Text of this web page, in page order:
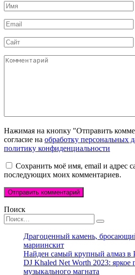
Имя
*
Email
*
Сайт
Комментарий
Нажимая на кнопку "Отправить
согласие на обработку персональных
политику конфиденциальности
Сохранить моё имя, email и адрес
последующих моих комментариев.
Поиск
Search
for:
Драгоценный камень,
мариинскит
Найден самый крупный алмаз в
DJ Khaled Net Worth 2023: яркое
музыкального магната